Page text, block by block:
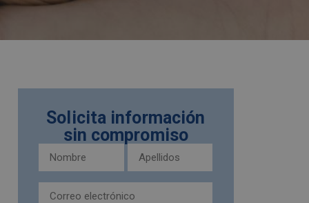
Solicita información
sin compromiso
Nombre
apellidos
Apellidos
Email